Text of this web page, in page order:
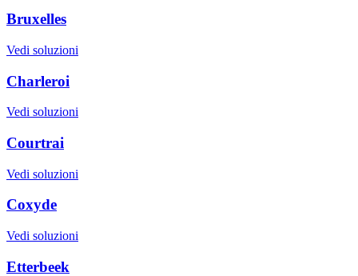
Bruxelles
Vedi soluzioni
Charleroi
Vedi soluzioni
Courtrai
Vedi soluzioni
Coxyde
Vedi soluzioni
Etterbeek